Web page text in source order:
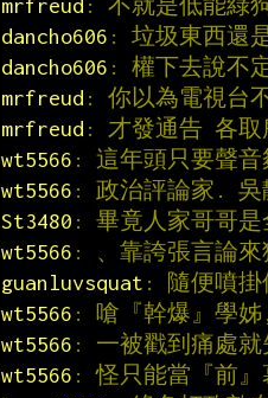
dancho606 : 垃圾東西還
dancho606 : 權下去說不
mrfreud : 你以為電視台
mrfreud : 才發通告 各取
wt5566 : 這年頭只要聲
wt5566 : 政治評論家. 吳
St3480 : 畢竟人家哥哥是
wt5566 : 、靠誇張言論
guanluvsquat : 隨便噴掛
wt5566 : 嗆『幹爆』學
wt5566 : 一被戳到痛處就
wt5566 : 怪只能當『前』